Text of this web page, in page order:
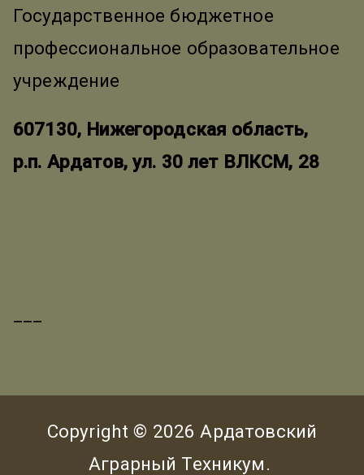
Государственное бюджетное
профессиональное образовательное
учреждение
607130, Нижегородская область,
р.п. Ардатов, ул. 30 лет ВЛКСМ, 28
Copyright © 2026 Ардатовский
Аграрный Техникум.